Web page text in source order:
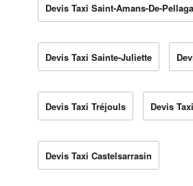
Devis Taxi Saint-Amans-De-
Devis Taxi Sainte-Juliette
Devis Taxi Tréjouls Devis
Devis Taxi Castelsarrasin